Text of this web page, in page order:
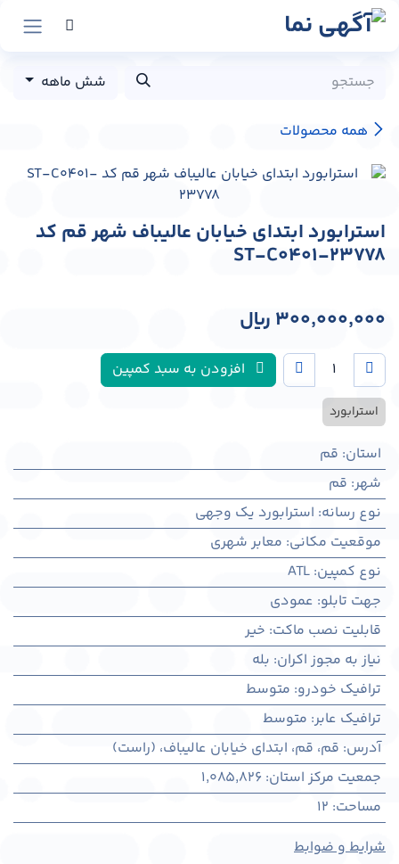
پرش به محتوا
همه محصولات
شش ماهه
استرابورد ابتدای خیابان عالیباف شهر قم کد
ST-C0401-23778
300,000,000 ﷼
افزودن به سبد کمپین
استرابورد
استان: قم
شهر: قم
نوع رسانه: استرابورد یک وجهی
موقعیت مکانی: معابر شهری
نوع کمپین:
ATL
جهت تابلو: عمودی
قابلیت نصب ماکت: خیر
نیاز به مجوز اکران: بله
ترافیک خودرو: متوسط
ترافیک عابر: متوسط
آدرس: قم، قم، ابتدای خیابان عالیباف، (راست)
جمعیت مرکز استان:
1,085,826
مساحت:
12
شرایط و ضوابط